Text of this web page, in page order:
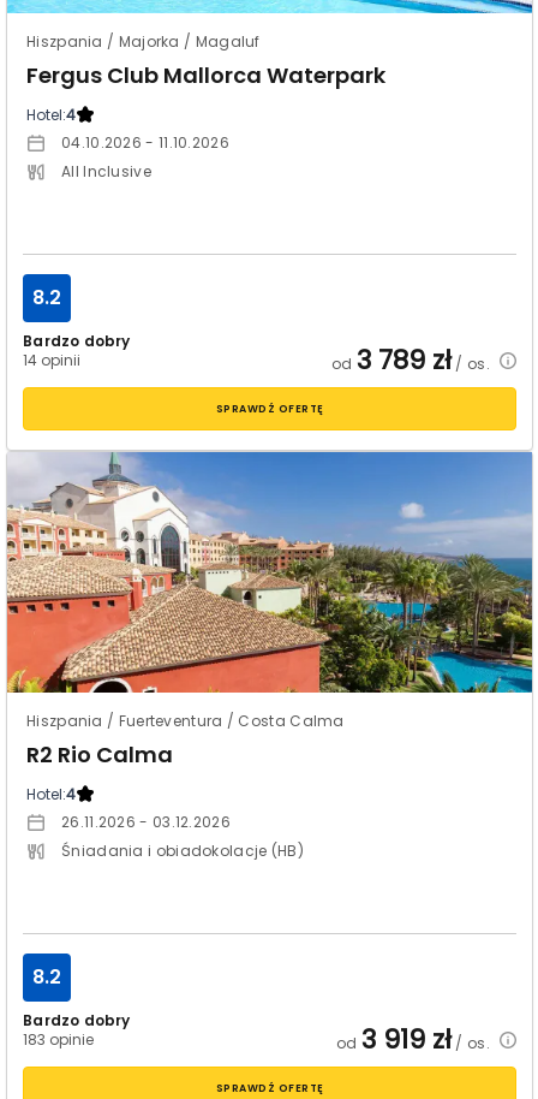
Hiszpania / Majorka / Magaluf
Fergus Club Mallorca Waterpark
Hotel:4
04.10.2026 - 11.10.2026
All Inclusive
Bardzo dobry
14 opinii
8.2
od 3 789 zł/ os.
SPRAWDŹ OFERTĘ
Hiszpania / Fuerteventura / Costa Calma
R2 Rio Calma
Hotel:4
26.11.2026 - 03.12.2026
Śniadania i obiadokolacje (HB)
Bardzo dobry
183 opinie
8.2
od 3 919 zł/ os.
SPRAWDŹ OFERTĘ